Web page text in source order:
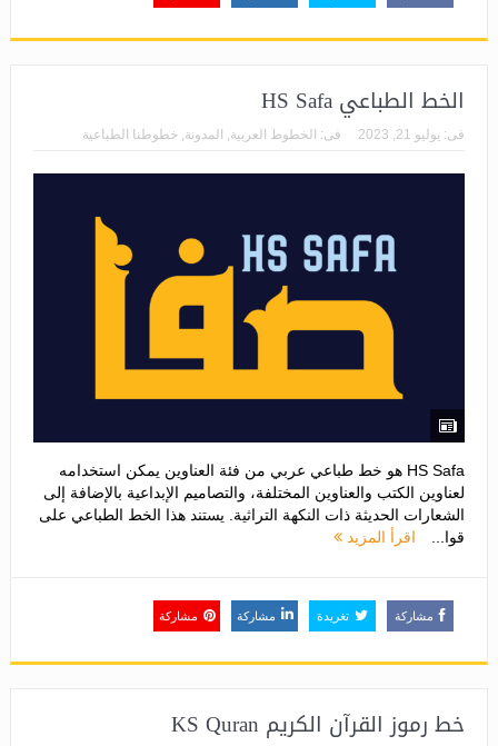
الخط الطباعي HS Safa
فى: يوليو 21, 2023 فى: الخطوط العربية, المدونة, خطوطنا الطباعية
HS Safa هو خط طباعي عربي من فئة العناوين يمكن استخدامه
لعناوين الكتب والعناوين المختلفة، والتصاميم الإبداعية بالإضافة إلى
الشعارات الحديثة ذات النكهة التراثية. يستند هذا الخط الطباعي على
قوا...
اقرأ المزيد
مشاركة تغريدة مشاركة مشاركة
خط رموز القرآن الكريم KS Quran